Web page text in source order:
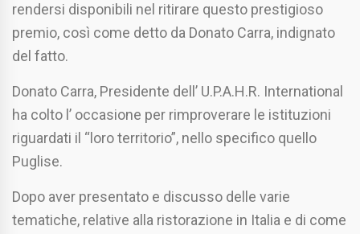
rendersi disponibili nel ritirare questo prestigioso
premio, così come detto da Donato Carra, indignato
del fatto.
Donato Carra, Presidente dell’ U.P.A.H.R. International
ha colto l’ occasione per rimproverare le istituzioni
riguardati il “loro territorio”, nello specifico quello
Puglise.
Dopo aver presentato e discusso delle varie
tematiche, relative alla ristorazione in Italia e di come